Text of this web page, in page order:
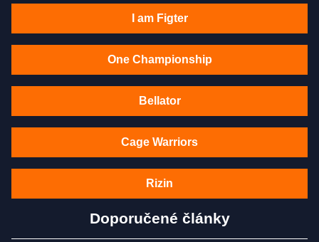
I am Figter
One Championship
Bellator
Cage Warriors
Rizin
Doporučené články